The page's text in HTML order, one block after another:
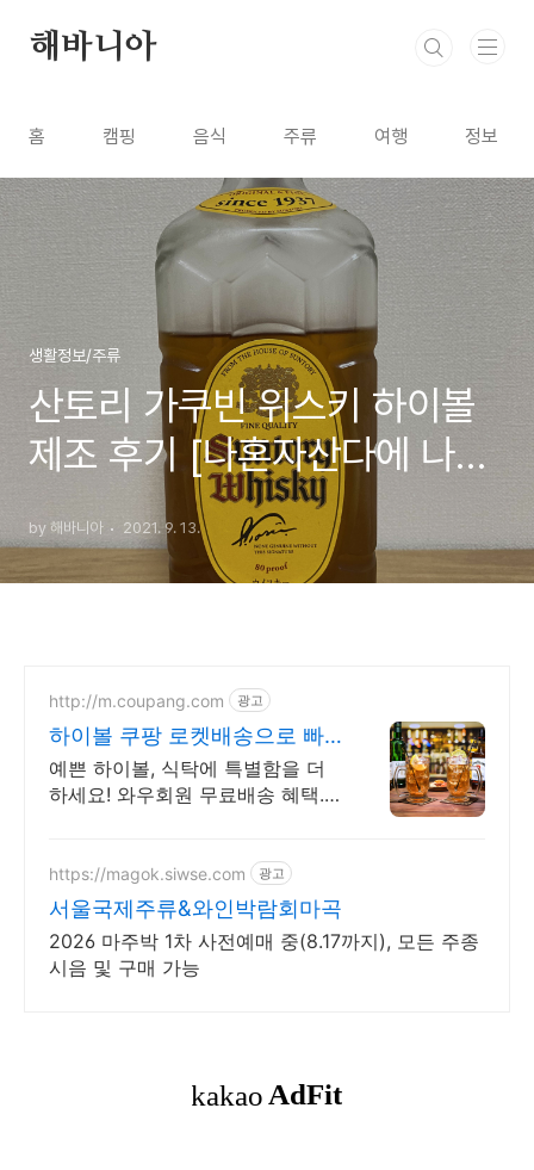
해바니아
홈 캠핑 음식 주류 여행 정보
생활정보/주류
산토리 가쿠빈 위스키 하이볼
제조 후기 [나혼자산다에 나온
위스키, 일본 전통 위스키,
Suntory Kakubin]
by 해바니아 2021. 9. 13.
http://m.coupang.com 광고
하이볼 쿠팡 로켓배송으로 빠
르게 받아봐
예쁜 하이볼, 식탁에 특별함을 더
하세요! 와우회원 무료배송 혜택.
요.
https://magok.siwse.com 광고
서울국제주류&와인박람회마곡
2026 마주박 1차 사전예매 중(8.17까지), 모든 주종
시음 및 구매 가능